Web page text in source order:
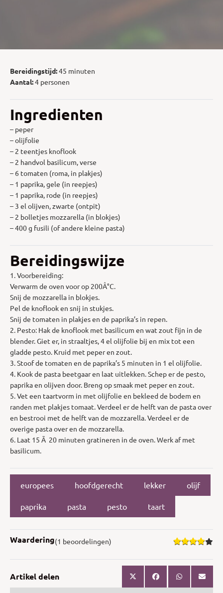
Bereidingstijd:45 minuten
Aantal:4 personen
Ingredienten
– peper
– olijfolie
– 2 teentjes knoflook
– 2 handvol basilicum, verse
– 6 tomaten (roma, in plakjes)
– 1 paprika, gele (in reepjes)
– 1 paprika, rode (in reepjes)
– 3 el olijven, zwarte (ontpit)
– 2 bolletjes mozzarella (in blokjes)
– 400 g fusili (of andere kleine pasta)
Bereidingswijze
1. Voorbereiding:
Verwarm de oven voor op 200Â°C.
Snij de mozzarella in blokjes.
Pel de knoflook en snij in stukjes.
Snij de tomaten in plakjes en de paprika’s in repen.
2. Pesto: Hak de knoflook met basilicum en wat zout fijn in de
blender. Giet er, in straaltjes, 4 el olijfolie bij en mix tot een
gladde pesto. Kruid met peper en zout.
3. Stoof de tomaten en de paprika’s 5 minuten in 1 el olijfolie.
4. Kook de pasta beetgaar en laat uitlekken. Schep er de pesto,
paprika en olijven door. Breng op smaak met peper en zout.
5. Vet een taartvorm in met olijfolie en bekleed de bodem en
randen met plakjes tomaat. Verdeel er de helft van de pasta over
en bestrooi met de helft van de mozzarella. Verdeel er de
overige pasta over en de mozzarella.
6. Laat 15 Ã 20 minuten gratineren in de oven. Werk af met
basilicum.
europees hoofdgerecht lekker olijf
paprika pasta pesto taart
Waardering(1 beoordelingen)
Artikel delen